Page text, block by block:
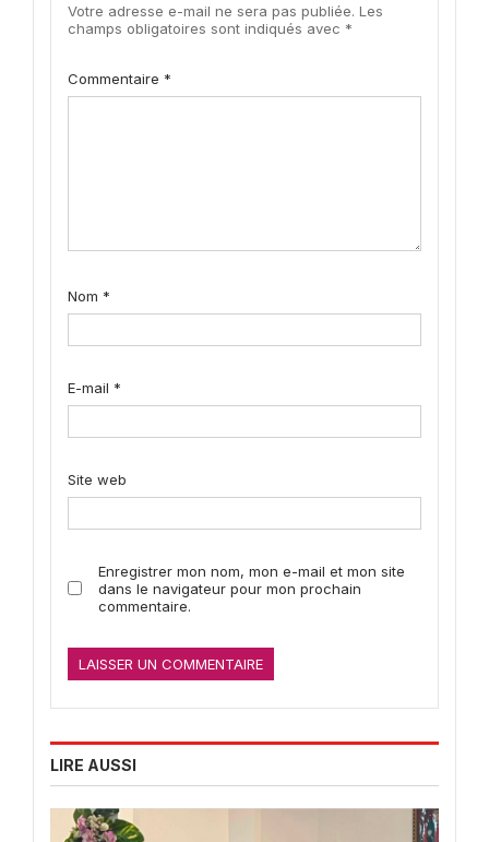
Votre adresse e-mail ne sera pas publiée. Les
champs obligatoires sont indiqués avec *
Commentaire *
Nom *
E-mail *
Site web
Enregistrer mon nom, mon e-mail et mon site
dans le navigateur pour mon prochain
commentaire.
LIRE AUSSI